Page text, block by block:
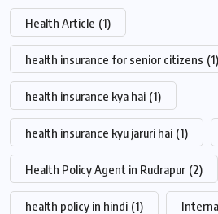
Health Article (1)
health insurance for senior citizens (1)
health insurance kya hai (1)
health insurance kyu jaruri hai (1)
Health Policy Agent in Rudrapur (2)
health policy in hindi (1)